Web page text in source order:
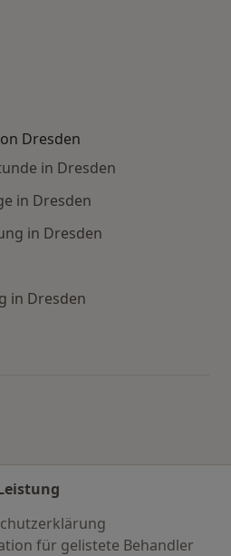
Dresden
in Dresden
in Dresden
in Dresden
in Dresden
für gelistete Behandler